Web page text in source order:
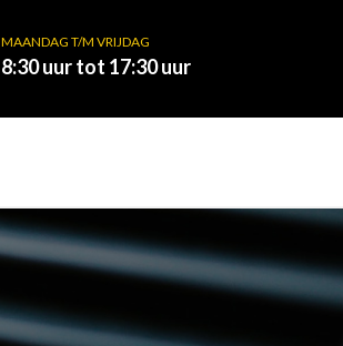
MAANDAG T/M VRIJDAG
8:30 uur tot 17:30 uur